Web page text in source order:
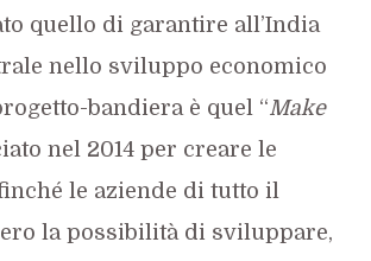
quello di garantire all’India
nello sviluppo economico
bandiera è quel “Make
nel 2014 per creare le
le aziende di tutto il
la possibilità di sviluppare,